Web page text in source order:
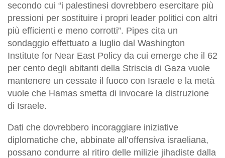
secondo cui “i palestinesi dovrebbero esercitare più
pressioni per sostituire i propri leader politici con altri
più efficienti e meno corrotti”. Pipes cita un
sondaggio effettuato a luglio dal Washington
Institute for Near East Policy da cui emerge che il 62
per cento degli abitanti della Striscia di Gaza vuole
mantenere un cessate il fuoco con Israele e la metà
vuole che Hamas smetta di invocare la distruzione
di Israele.
Dati che dovrebbero incoraggiare iniziative
diplomatiche che, abbinate all’offensiva israeliana,
possano condurre al ritiro delle milizie jihadiste dalla